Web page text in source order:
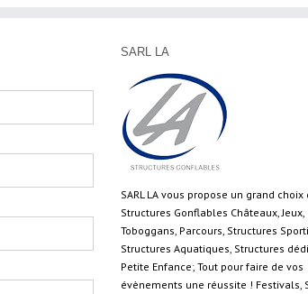
SARL LA
SARL LA vous propose un grand choix
Structures Gonflables Châteaux, Jeux,
Toboggans, Parcours, Structures
Structures Aquatiques, Structures
Petite Enfance; Tout pour faire de vos
évènements une réussite ! Festivals,